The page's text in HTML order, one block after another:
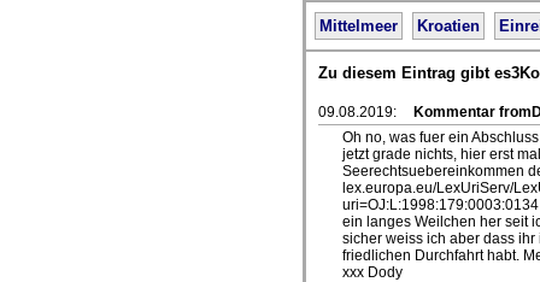
Mittelmeer Kroatien
Zu diesem Eintrag gibt
09.08.2019:
Kommentar
Oh no, was fuer ein
jetzt grade nichts, hier erst
Seerechtsuebereinkommen
lex.europa.eu/LexUriServ/
ein langes Weilchen her seit
sicher weiss ich aber dass
friedlichen Durchfahrt habt.
xxx Dody